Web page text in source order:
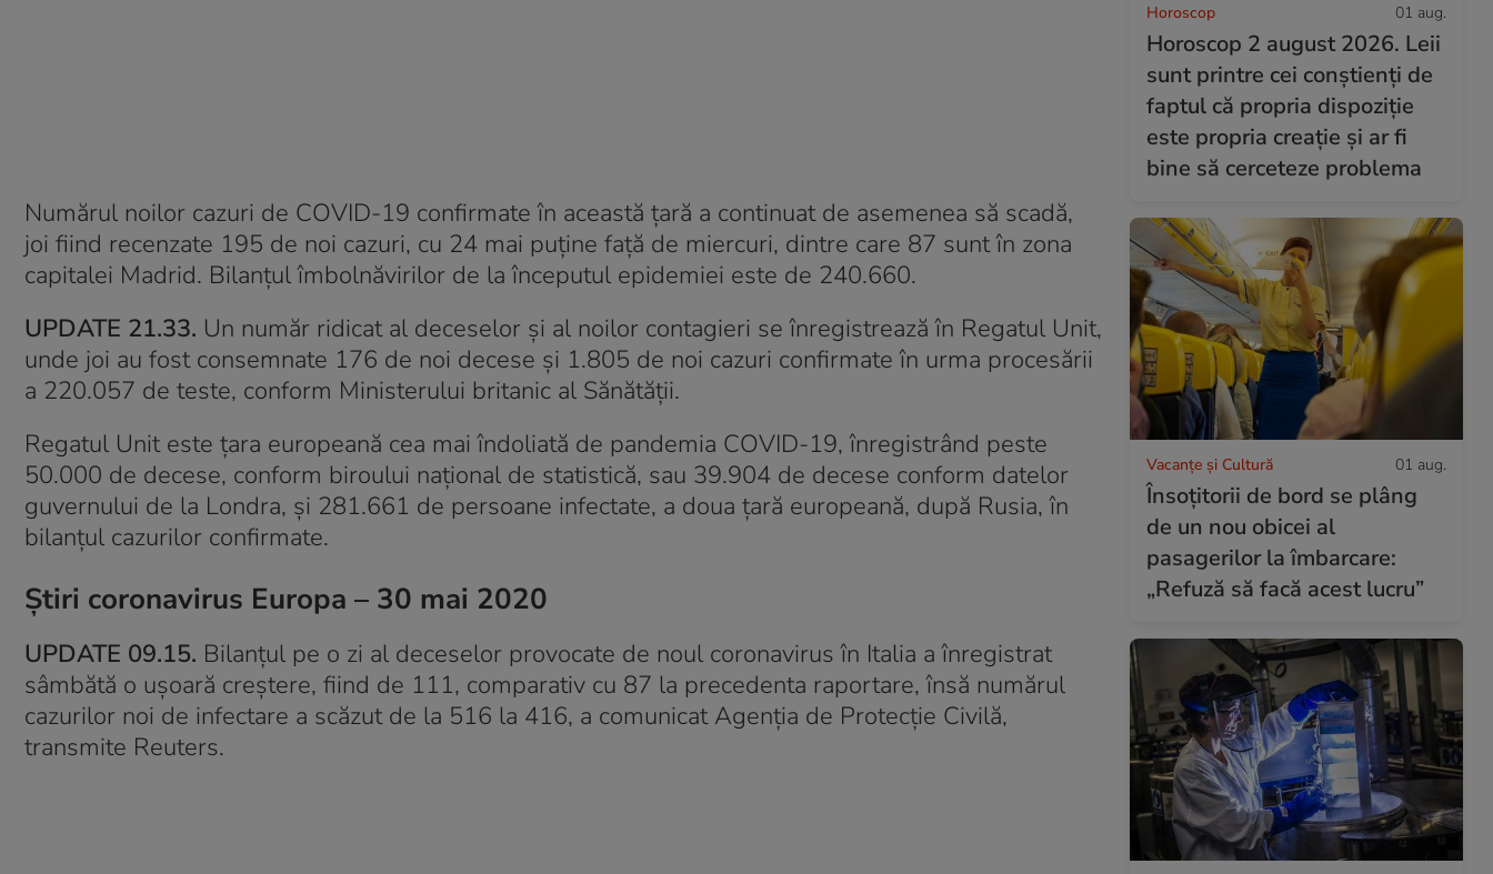
Numărul noilor cazuri de COVID-19 confirmate în această ţară a continuat de asemenea să scadă,
joi fiind recenzate 195 de noi cazuri, cu 24 mai puţine faţă de miercuri, dintre care 87 sunt în zona
capitalei Madrid. Bilanţul îmbolnăvirilor de la începutul epidemiei este de 240.660.
UPDATE 21.33. Un număr ridicat al deceselor şi al noilor contagieri se înregistrează în Regatul Unit,
unde joi au fost consemnate 176 de noi decese şi 1.805 de noi cazuri confirmate în urma procesării
a 220.057 de teste, conform Ministerului britanic al Sănătăţii.
Regatul Unit este ţara europeană cea mai îndoliată de pandemia COVID-19, înregistrând peste
50.000 de decese, conform biroului naţional de statistică, sau 39.904 de decese conform datelor
guvernului de la Londra, şi 281.661 de persoane infectate, a doua ţară europeană, după Rusia, în
bilanţul cazurilor confirmate.
Știri coronavirus Europa – 30 mai 2020
UPDATE 09.15. Bilanţul pe o zi al deceselor provocate de noul coronavirus în Italia a înregistrat
sâmbătă o uşoară creştere, fiind de 111, comparativ cu 87 la precedenta raportare, însă numărul
cazurilor noi de infectare a scăzut de la 516 la 416, a comunicat Agenţia de Protecţie Civilă,
transmite Reuters.
Horoscop 01 aug.
Horoscop 2 august 2026. Leii
sunt printre cei conștienți de
faptul că propria dispoziție
este propria creație și ar fi
bine să cerceteze problema
Vacanțe și Cultură 01 aug.
Însoțitorii de bord se plâng
de un nou obicei al
pasagerilor la îmbarcare:
„Refuză să facă acest lucru”